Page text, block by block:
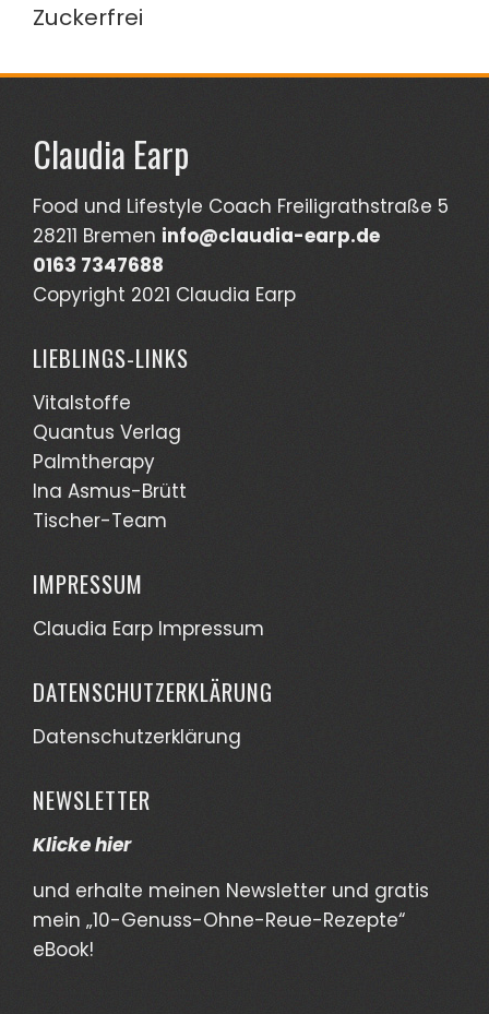
Zuckerfrei
Claudia Earp
Food und Lifestyle Coach Freiligrathstraße 5
28211 Bremen info@claudia-earp.de
0163 7347688
Copyright 2021 Claudia Earp
LIEBLINGS-LINKS
Vitalstoffe
Quantus Verlag
Palmtherapy
Ina Asmus-Brütt
Tischer-Team
IMPRESSUM
Claudia Earp Impressum
DATENSCHUTZERKLÄRUNG
Datenschutzerklärung
NEWSLETTER
Klicke hier
und erhalte meinen Newsletter und gratis
mein „10-Genuss-Ohne-Reue-Rezepte“
eBook!